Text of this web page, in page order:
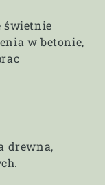
świetnie
w betonie,
drewna,